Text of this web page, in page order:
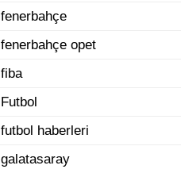
fenerbahçe
fenerbahçe opet
fiba
Futbol
futbol haberleri
galatasaray